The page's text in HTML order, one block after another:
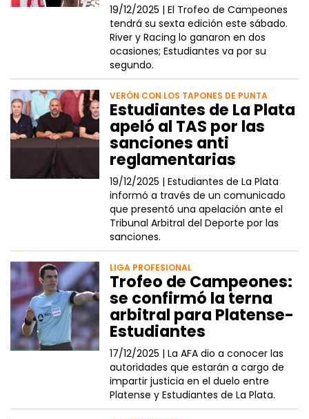
19/12/2025 |El Trofeo de Campeones
tendrá su sexta edición este sábado.
River y Racing lo ganaron en dos
ocasiones; Estudiantes va por su
segundo.
VERÓN CON LOS TAPONES DE PUNTA
Estudiantes de La Plata
apeló al TAS por las
sanciones anti
reglamentarias
19/12/2025 |Estudiantes de La Plata
informó a través de un comunicado
que presentó una apelación ante el
Tribunal Arbitral del Deporte por las
sanciones.
LIGA PROFESIONAL
Trofeo de Campeones:
se confirmó la terna
arbitral para Platense-
Estudiantes
17/12/2025 |La AFA dio a conocer las
autoridades que estarán a cargo de
impartir justicia en el duelo entre
Platense y Estudiantes de La Plata.